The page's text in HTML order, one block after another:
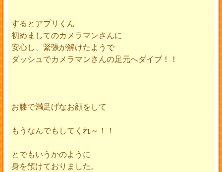
するとアプリくん
初めましてのカメラマンさんに
安心し、緊張が解けたようで
ダッシュでカメラマンさんの足元へダイブ！！
お膝で満足げなお顔をして
もうなんでもしてくれ～！！
とでもいうかのように
身を預けておりました。